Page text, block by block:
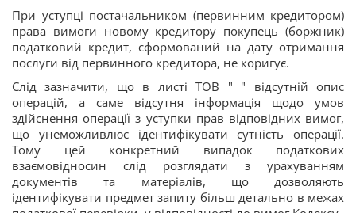
При уступці постачальником (первинним кредитором)
права вимоги новому кредитору покупець (боржник)
податковий кредит, сформований на дату отримання
послуги від первинного кредитора, не коригує.
Слід зазначити, що в листі ТОВ " " відсутній опис
операцій, а саме відсутня інформація щодо умов
здійснення операції з уступки прав відповідних вимог,
що унеможливлює ідентифікувати сутність операції.
Тому цей конкретний випадок податкових
взаємовідносин слід розглядати з урахуванням
документів та матеріалів, що дозволяють
ідентифікувати предмет запиту більш детально в межах